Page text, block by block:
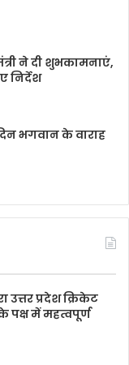
ने दी शुभकामनाएं,
निर्देश
भगवान के वाराह
प्रदेश क्रिकेट
में महत्वपूर्ण